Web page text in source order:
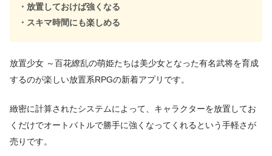
・放置しておけば強くなる
・スキマ時間にも楽しめる
放置少女 ～百花繚乱の萌姫たちは美少女となった有名武将を育成
するのが楽しい放置系RPGの新着アプリです。
緻密に計算されたシステムによって、キャラクターを放置してお
くだけでオートバトルで勝手に強くなってくれるという手軽さが
売りです。